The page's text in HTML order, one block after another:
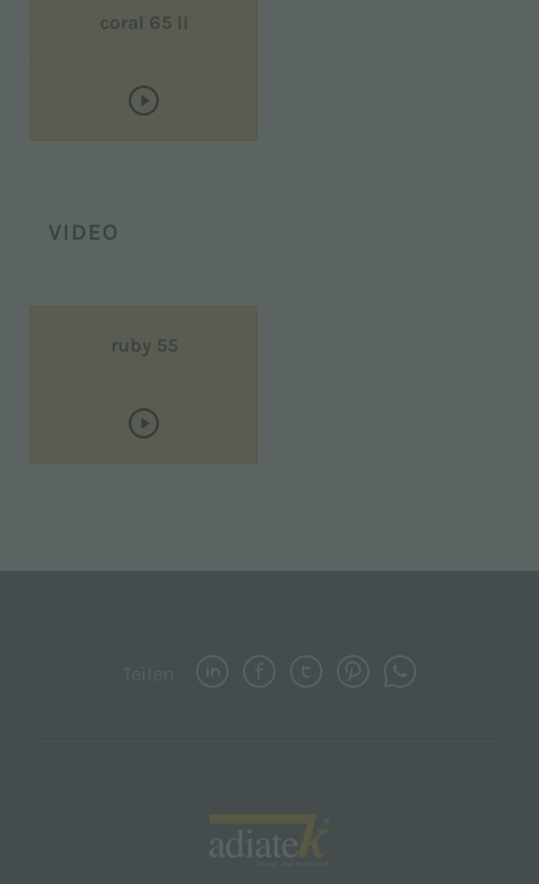
coral 65 II
VIDEO
ruby 55